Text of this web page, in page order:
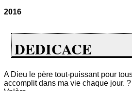
2016
DEDICACE
A Dieu le père tout-puissant pour
accomplit dans ma vie chaque jour.